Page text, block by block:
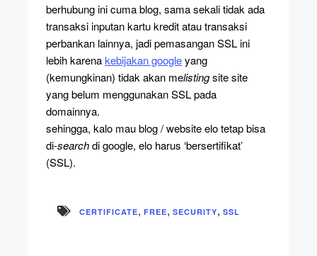
berhubung ini cuma blog, sama sekali tidak ada
transaksi inputan kartu kredit atau transaksi
perbankan lainnya, jadi pemasangan SSL ini
lebih karenakebijakan googleyang
(kemungkinan) tidak akan melistingsite site
yang belum menggunakan SSL pada
domainnya.
sehingga, kalo mau blog / website elo tetap bisa
di-searchdi google, elo harus ‘bersertifikat’
(SSL).
CERTIFICATE, FREE, SECURITY, SSL